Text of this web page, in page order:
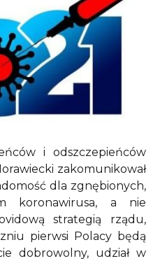
i odszczepieńców
zakomunikował
dla zgnębionych,
koronawirusa, a nie
strategią rządu,
pierwsi Polacy będą
dobrowolny, udział w